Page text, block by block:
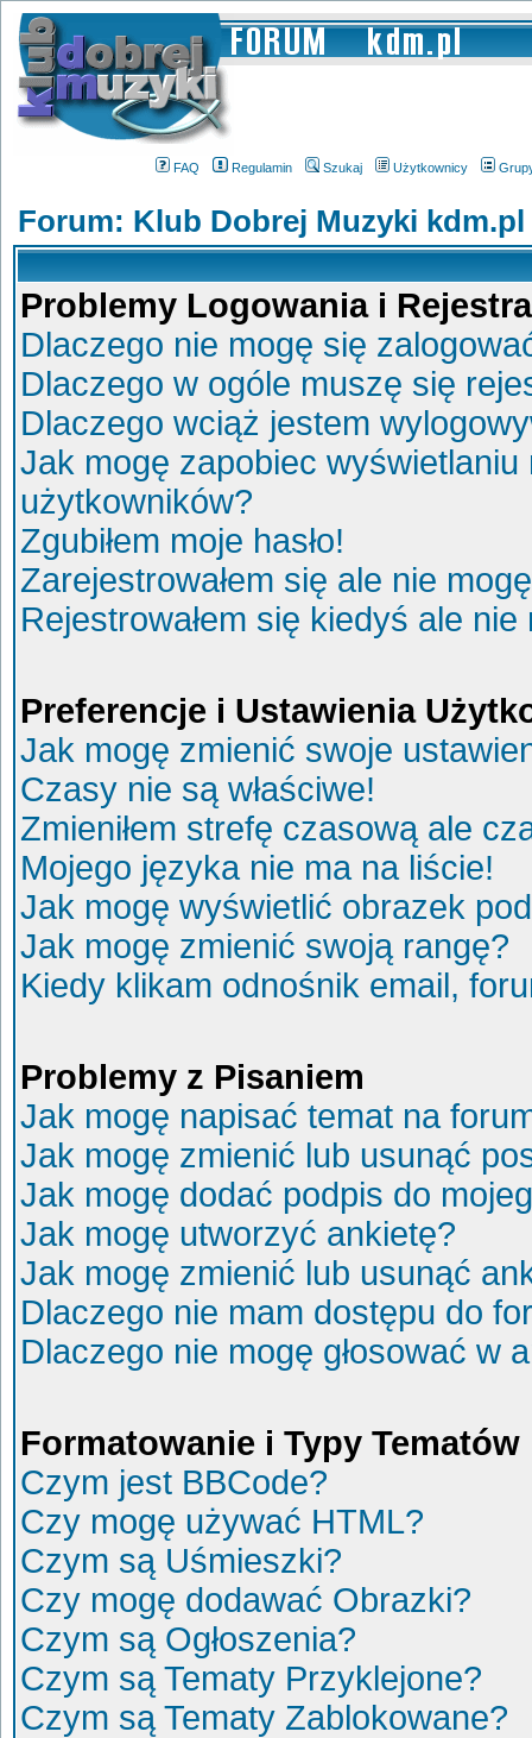
FAQ Regulamin Szukaj Użytkownicy
Forum: Klub Dobrej Muzyki kdm.pl
Problemy Logowania i
Dlaczego nie mogę się
Dlaczego w ogóle muszę się
Dlaczego wciąż jestem
Jak mogę zapobiec
użytkowników?
Zgubiłem moje hasło!
Zarejestrowałem się ale nie
Rejestrowałem się kiedyś ale
Preferencje i Ustawienia
Jak mogę zmienić swoje
Czasy nie są właściwe!
Zmieniłem strefę czasową ale
Mojego języka nie ma na liście!
Jak mogę wyświetlić obrazek
Jak mogę zmienić swoją rangę?
Kiedy klikam odnośnik email,
Problemy z Pisaniem
Jak mogę napisać temat na
Jak mogę zmienić lub usunąć
Jak mogę dodać podpis do
Jak mogę utworzyć ankietę?
Jak mogę zmienić lub usunąć
Dlaczego nie mam dostępu do
Dlaczego nie mogę głosować w
Formatowanie i Typy Tematów
Czym jest BBCode?
Czy mogę używać HTML?
Czym są Uśmieszki?
Czy mogę dodawać Obrazki?
Czym są Ogłoszenia?
Czym są Tematy Przyklejone?
Czym są Tematy Zablokowane?